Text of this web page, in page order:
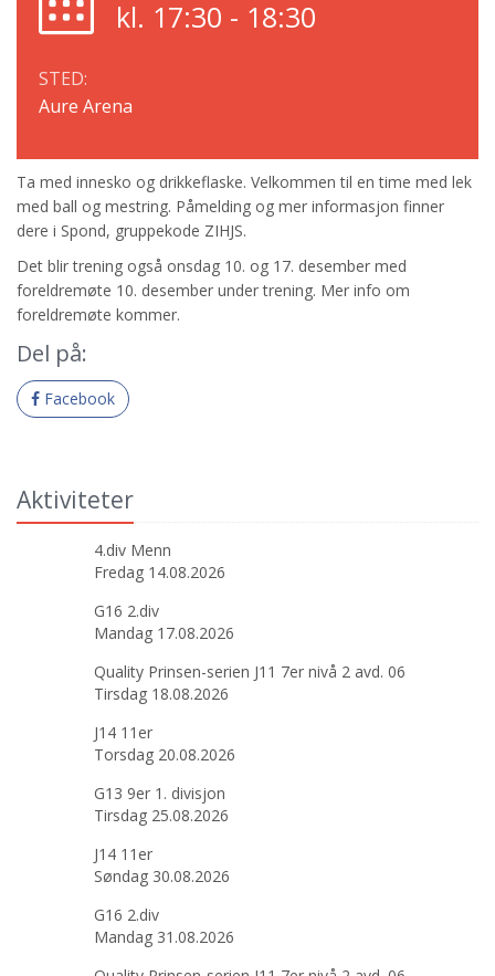
kl. 17:30 - 18:30
STED:
Aure Arena
Ta med innesko og drikkeflaske. Velkommen til en time med lek
med ball og mestring. Påmelding og mer informasjon finner
dere i Spond, gruppekode ZIHJS.
Det blir trening også onsdag 10. og 17. desember med
foreldremøte 10. desember under trening. Mer info om
foreldremøte kommer.
Del på:
Facebook
Aktiviteter
4.div Menn
Fredag 14.08.2026
G16 2.div
Mandag 17.08.2026
Quality Prinsen-serien J11 7er nivå 2 avd. 06
Tirsdag 18.08.2026
J14 11er
Torsdag 20.08.2026
G13 9er 1. divisjon
Tirsdag 25.08.2026
J14 11er
Søndag 30.08.2026
G16 2.div
Mandag 31.08.2026